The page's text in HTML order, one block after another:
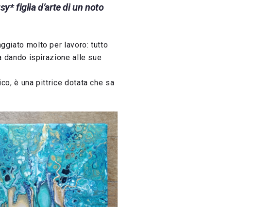
figlia d’arte di un noto
molto per lavoro: tutto
dando ispirazione alle sue
è una pittrice dotata che sa